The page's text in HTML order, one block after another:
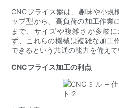
CNCフライス盤は、趣味や小規
ップ型から、高負荷の加工作業
まで、サイズや複雑さが多岐
ず、これらの機械は複雑な加工
できるという共通の能力を備えて
CNCフライス加工の利点